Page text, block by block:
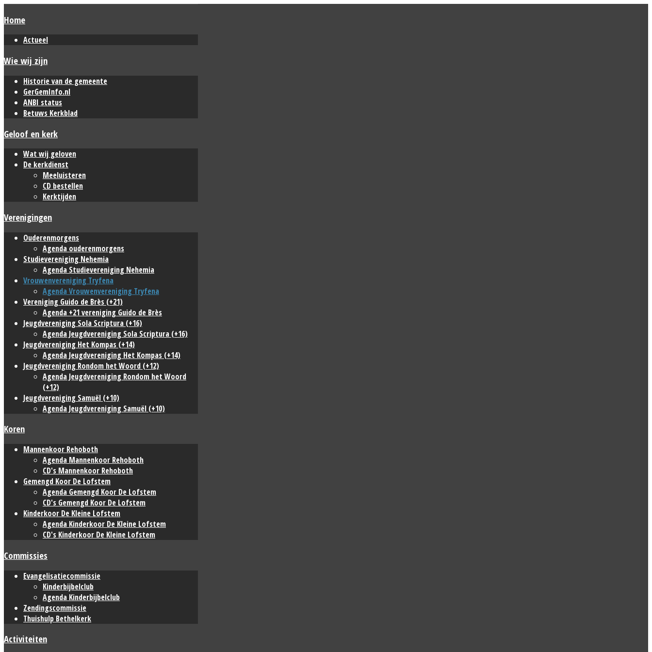
Home
Actueel
Wie wij zijn
Historie van de gemeente
GerGemInfo.nl
ANBI status
Betuws Kerkblad
Geloof en kerk
Wat wij geloven
De kerkdienst
Meeluisteren
CD bestellen
Kerktijden
Verenigingen
Ouderenmorgens
Agenda ouderenmorgens
Studievereniging Nehemia
Agenda Studievereniging Nehemia
Vrouwenvereniging Tryfena
Agenda Vrouwenvereniging Tryfena
Vereniging Guido de Brès (+21)
Agenda +21 vereniging Guido de Brès
Jeugdvereniging Sola Scriptura (+16)
Agenda Jeugdvereniging Sola Scriptura (+16)
Jeugdvereniging Het Kompas (+14)
Agenda Jeugdvereniging Het Kompas (+14)
Jeugdvereniging Rondom het Woord (+12)
Agenda Jeugdvereniging Rondom het Woord
(+12)
Jeugdvereniging Samuël (+10)
Agenda Jeugdvereniging Samuël (+10)
Koren
Mannenkoor Rehoboth
Agenda Mannenkoor Rehoboth
CD's Mannenkoor Rehoboth
Gemengd Koor De Lofstem
Agenda Gemengd Koor De Lofstem
CD's Gemengd Koor De Lofstem
Kinderkoor De Kleine Lofstem
Agenda Kinderkoor De Kleine Lofstem
CD's Kinderkoor De Kleine Lofstem
Commissies
Evangelisatiecommissie
Kinderbijbelclub
Agenda Kinderbijbelclub
Zendingscommissie
Thuishulp Bethelkerk
Activiteiten